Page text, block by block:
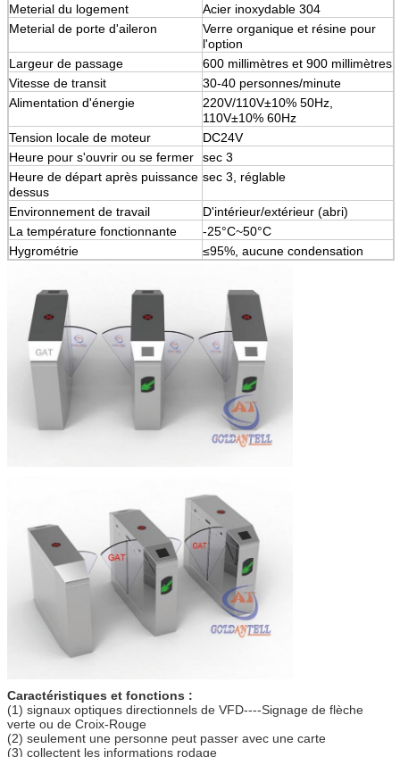
Meterial du logement
Acier inoxydable 304
Meterial de porte d'aileron
Verre organique et résine pour
l'option
Largeur de passage
600 millimètres et 900 millimètres
Vitesse de transit
30-40 personnes/minute
Alimentation d'énergie
220V/110V±10% 50Hz,
110V±10% 60Hz
Tension locale de moteur
DC24V
Heure pour s'ouvrir ou se fermer
sec 3
Heure de départ après puissance
dessus
sec 3, réglable
Environnement de travail
D'intérieur/extérieur (abri)
La température fonctionnante
-25°C~50°C
Hygrométrie
≤95%, aucune condensation
Caractéristiques et fonctions :
(1) signaux optiques directionnels de VFD----Signage de flèche
verte ou de Croix-Rouge
(2) seulement une personne peut passer avec une carte
(3) collectent les informations rodage